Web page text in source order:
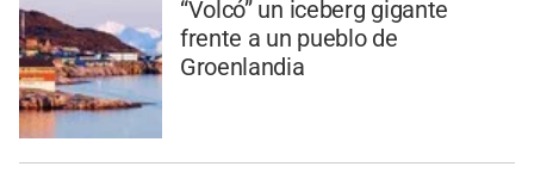
“Volcó” un iceberg gigante
frente a un pueblo de
Groenlandia